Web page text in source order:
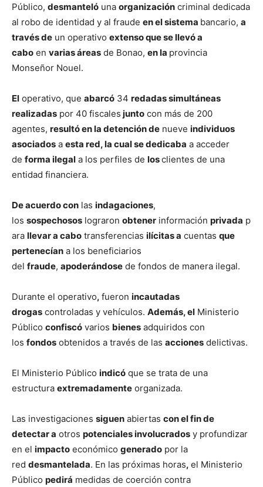
Público, desmanteló una organización criminal dedicada
al robo de identidad y al fraude en el sistema bancario, a
través de un operativo extenso que se llevó a
cabo en varias áreas de Bonao, en la provincia
Monseñor Nouel.
El operativo, que abarcó 34 redadas simultáneas
realizadas por 40 fiscales junto con más de 200
agentes, resultó en la detención de nueve individuos
asociados a esta red, la cual se dedicaba a acceder
de forma ilegal a los perfiles de losclientes de una
entidad financiera.
De acuerdo con las indagaciones,
los sospechosos lograron obtener información privada p
ara llevar a cabo transferencias ilícitas a cuentas que
pertenecían a los beneficiarios
del fraude, apoderándose de fondos de manera ilegal.
Durante el operativo, fueron incautadas
drogas controladas y vehículos. Además, el Ministerio
Público confiscó varios bienes adquiridos con
los fondos obtenidos a través de las acciones delictivas.
El Ministerio Público indicó que se trata de una
estructura extremadamente organizada.
Las investigaciones siguen abiertas con el fin de
detectar a otros potenciales involucrados y profundizar
en el impacto económico generado por la
red desmantelada. En las próximas horas, el Ministerio
Público pedirá medidas de coerción contra